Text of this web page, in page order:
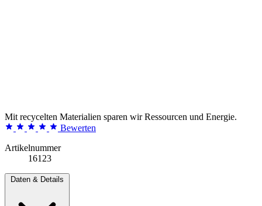
Mit recycelten Materialien sparen wir Ressourcen und Energie.
Bewerten
Artikelnummer
16123
Daten & Details